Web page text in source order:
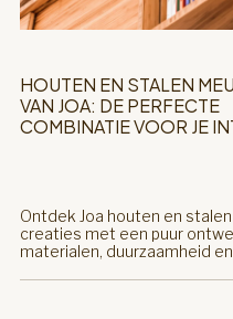
HOUTEN EN STALEN
VAN JOA: DE PERFECTE
COMBINATIE VOOR JE
Ontdek Joa houten en
creaties met een puur
materialen, duurzaamheid